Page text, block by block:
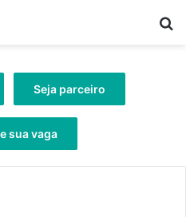
Seja parceiro
sua vaga